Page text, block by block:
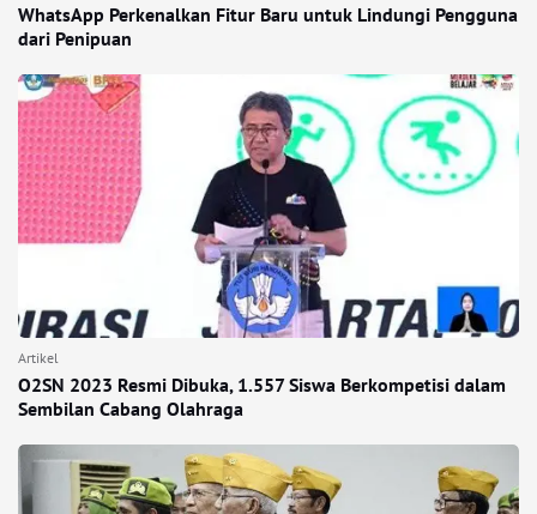
WhatsApp Perkenalkan Fitur Baru untuk Lindungi Pengguna
dari Penipuan
Artikel
O2SN 2023 Resmi Dibuka, 1.557 Siswa Berkompetisi dalam
Sembilan Cabang Olahraga